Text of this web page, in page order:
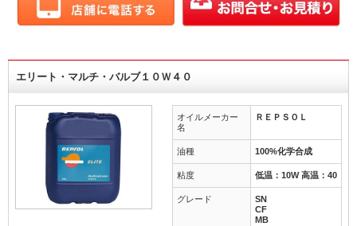
エリート・マルチ・バルブ１０Ｗ４０
オイルメーカー
名
ＲＥＰＳＯＬ
油種 100%化学合成
粘度 低温：10W 高温：40
グレード
SN
CF
MB